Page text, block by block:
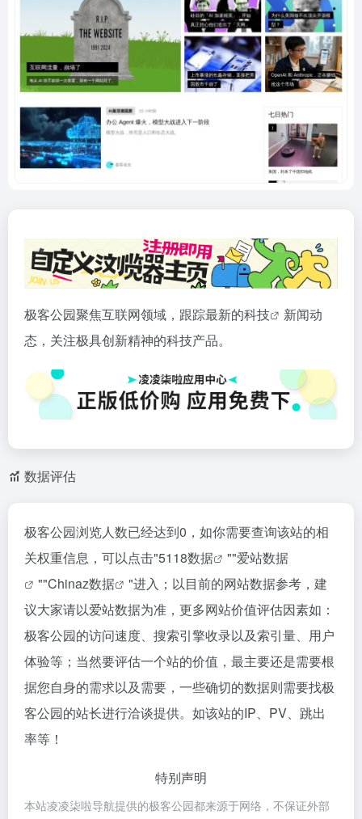
极客公园聚焦互联网领域，跟踪最新的科技
新闻动
态，关注极具创新精神的科技产品。
数据评估
极客公园浏览人数已经达到0，如你需要查询该站的相
关权重信息，可以点击"5118数据 ""爱站数据
""Chinaz数据
"进入；以目前的网站数据参考，建
议大家请以爱站数据为准，更多网站价值评估因素如：
极客公园的访问速度、搜索引擎收录以及索引量、用户
体验等；当然要评估一个站的价值，最主要还是需要根
据您自身的需求以及需要，一些确切的数据则需要找极
客公园的站长进行洽谈提供。如该站的IP、PV、跳出
率等！
特别声明
本站凌凌柒啦导航提供的极客公园都来源于网络，不保证外部